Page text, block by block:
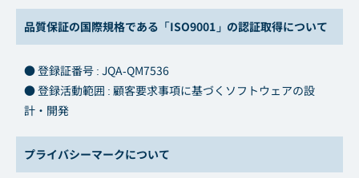
品質保証の国際規格である「ISO9001」の認証取得について
● 登録証番号 : JQA-QM7536
● 登録活動範囲 : 顧客要求事項に基づくソフトウェアの設
計・開発
プライバシーマークについて